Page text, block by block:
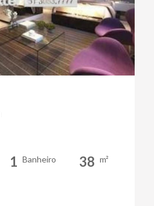
1 Banheiro 38 m²